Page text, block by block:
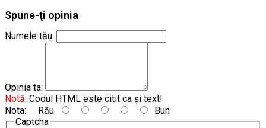
Spune-ţi opinia
Numele tău:
Opinia ta:
Notă: Codul HTML este citit ca şi text!
Nota: Rău
Bun
Captcha